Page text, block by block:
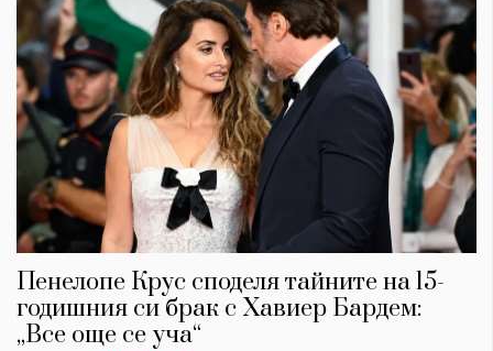
Пенелопе Крус споделя тайните на 15-
годишния си брак с Хавиер Бардем:
„Все още се уча“